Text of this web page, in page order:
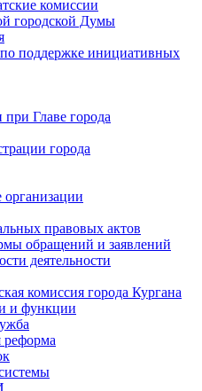
комиссии
городской Думы
поддержке инициативных
Главе города
города
правовых актов
обращений и заявлений
деятельности
комиссия города Кургана
и функции
реформа